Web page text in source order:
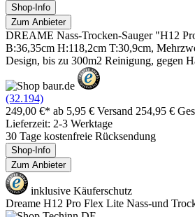
Shop-Info
Zum Anbieter
DREAME Nass-Trocken-Sauger "H12
B:36,35cm H:118,2cm T:30,9cm,
Design, bis zu 300m2 Reinigung, gegen
(32.194)
249,00 €* ab 5,95 € Versand 254,95 €
Lieferzeit: 2-3 Werktage
30 Tage kostenfreie Rücksendung
Shop-Info
Zum Anbieter
inklusive Käuferschutz
Dreame H12 Pro Flex Lite Nass-und